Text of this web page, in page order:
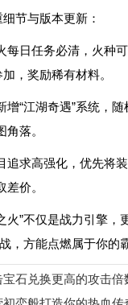
节与版本更新：
每日任务必清，火种
，奖励稀有材料。
增“江湖奇遇”系统，
落。
追求高强化，优先将
价。
火”不仅是战力引擎
，方能点燃属于你的
石兑换更高的攻击倍